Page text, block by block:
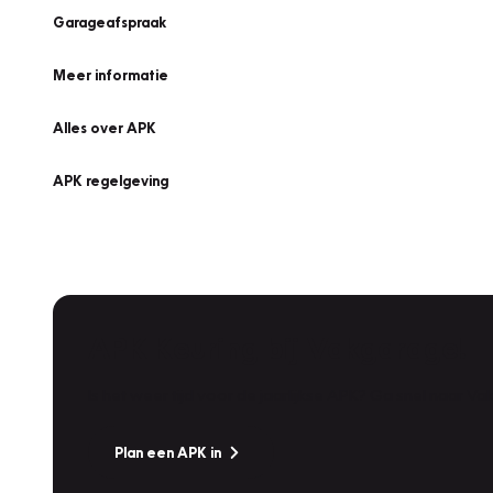
Garageafspraak
Meer informatie
Alles over APK
APK regelgeving
Plan een APK in